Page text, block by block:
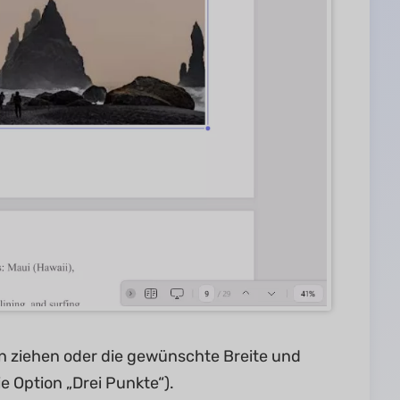
ziehen oder die gewünschte Breite und
„Drei Punkte“).